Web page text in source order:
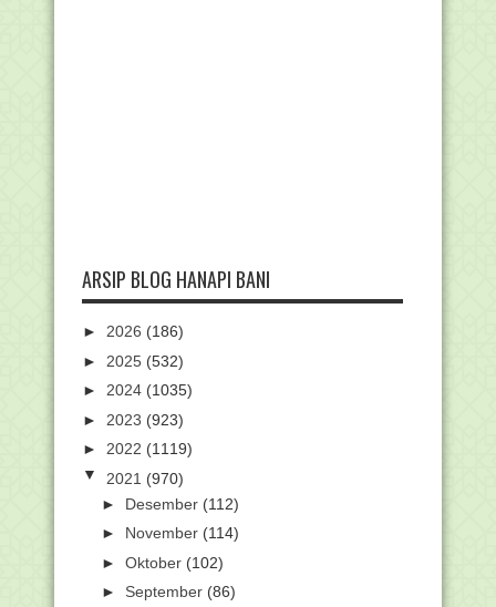
ARSIP BLOG HANAPI BANI
► 2026 (186)
► 2025 (532)
► 2024 (1035)
► 2023 (923)
► 2022 (1119)
▼ 2021 (970)
► Desember (112)
► November (114)
► Oktober (102)
► September (86)